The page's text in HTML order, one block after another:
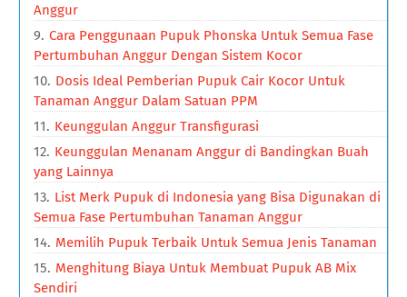
Anggur
Cara Penggunaan Pupuk Phonska Untuk Semua Fase
Pertumbuhan Anggur Dengan Sistem Kocor
Dosis Ideal Pemberian Pupuk Cair Kocor Untuk
Tanaman Anggur Dalam Satuan PPM
Keunggulan Anggur Transfigurasi
Keunggulan Menanam Anggur di Bandingkan Buah
yang Lainnya
List Merk Pupuk di Indonesia yang Bisa Digunakan di
Semua Fase Pertumbuhan Tanaman Anggur
Memilih Pupuk Terbaik Untuk Semua Jenis Tanaman
Menghitung Biaya Untuk Membuat Pupuk AB Mix
Sendiri